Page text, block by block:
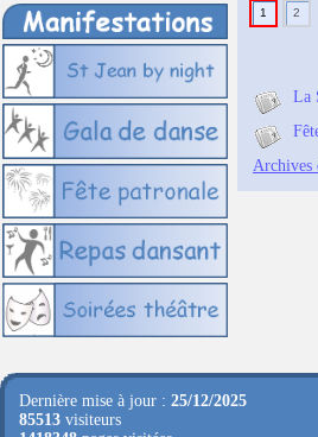
1 2
La
Archives
Dernière mise à jour : 25/12/2025
85513 visiteurs